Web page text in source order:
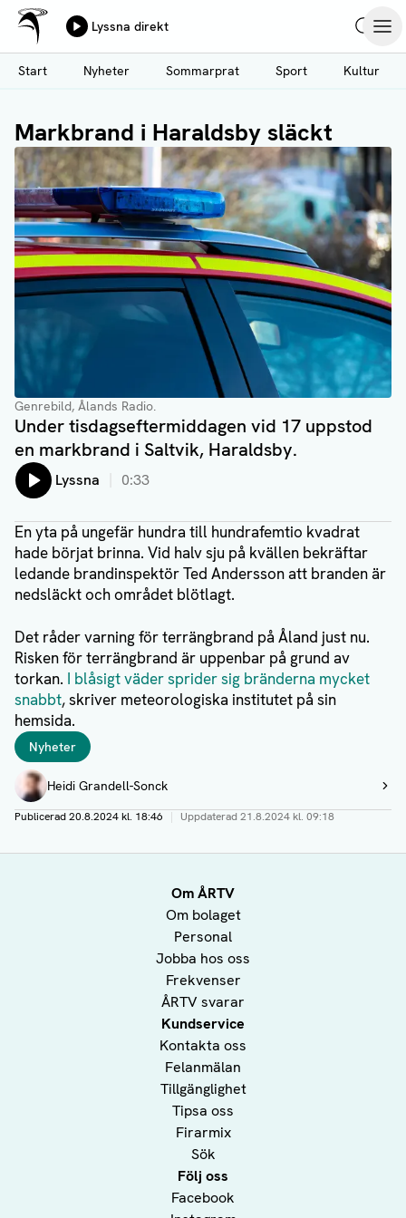
Hoppa
till
huvudinnehåll
Ålands Radio & TV
Lyssna direkt
Start
Nyheter Sommarprat Sport Kultur
Markbrand i Haraldsby släckt
Genrebild, Ålands Radio.
Under tisdagseftermiddagen vid 17 uppstod
en markbrand i Saltvik, Haraldsby.
Lyssna 0:33
En yta på ungefär hundra till hundrafemtio kvadrat
hade börjat brinna. Vid halv sju på kvällen bekräftar
ledande brandinspektör Ted Andersson att branden är
nedsläckt och området blötlagt.
Det råder varning för terrängbrand på Åland just nu.
Risken för terrängbrand är uppenbar på grund av
torkan. I blåsigt väder sprider sig bränderna mycket
snabbt, skriver meteorologiska institutet på sin
hemsida.
Taggar
Nyheter
Författare
Heidi Grandell-Sonck
Visa profil
Publicerad20.8.2024 kl. 18:46 | Uppdaterad21.8.2024 kl. 09:18
Om ÅRTV
Om bolaget
Personal
Jobba hos oss
Frekvenser
ÅRTV svarar
Kundservice
Kontakta oss
Felanmälan
Tillgänglighet
Tipsa oss
Firarmix
Sök
Följ oss
Facebook